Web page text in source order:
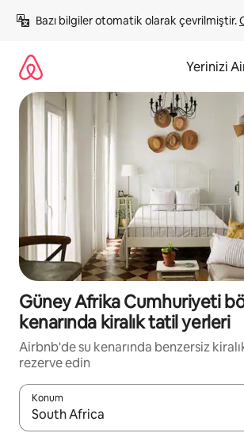
atla
Bazı bilgiler otomatik olarak çevrilmiştir.
Yerinizi
Güney Afrika Cumhuriyeti
kenarında kiralık tatil yerleri
Airbnb'de su kenarında benzersiz
rezerve edin
Konum
Sonuçlar kullanılabilir olduğunda yukarı